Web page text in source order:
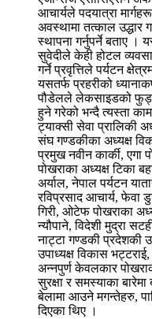
आचार्यले पदयात्रा
अवस्थामा तत्काल उद्धार
स्थापना गर्नुपर्ने बताए ।
सुवेदीले केही होटल
गर्ने प्रवृत्तिले पर्यटन
यसतर्फ प्रहरीको
पौडेलले लेकसाइडको
हुने गरेको भन्दै त्यस्ता
ट्याक्सी सेवा प्रालिकी
संघ गण्डकीका अध्यक्ष
प्रमुख नवीन कार्की, एगा
पोखराका अध्यक्ष टिका
अर्याल, नेपाल पर्यटन
रविप्रसाद आचार्य, फेवा
गिरी, ओटेफ पोखराका
न्यौपाने, विदेशी मुद्रा
नाट्टा गण्डकी प्रदेशकी
उपाध्यक्ष विकास
अन्नपुर्ण केवलकार
सुरक्षा र समस्याका
बेलामा आउने मगन्तेहरु,
दिएका थिए ।